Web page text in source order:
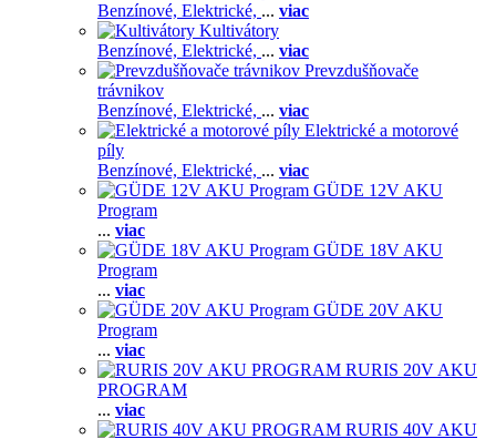
Benzínové, Elektrické, ... viac
Kultivátory
Benzínové, Elektrické, ... viac
Prevzdušňovače
trávnikov
Benzínové, Elektrické, ... viac
Elektrické a motorové
píly
Benzínové, Elektrické, ... viac
GÜDE 12V AKU
Program
... viac
GÜDE 18V AKU
Program
... viac
GÜDE 20V AKU
Program
... viac
RURIS 20V AKU
PROGRAM
... viac
RURIS 40V AKU